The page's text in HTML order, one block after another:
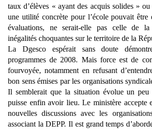
taux d’élèves « ayant des acquis solides »
une utilité concrète pour l’école pouvait être
évaluations, ne serait-elle pas celle de
inégalités choquantes sur le territoire de la
La Dgesco espérait sans doute
programmes de 2008. Mais force est de
fourvoyée, notamment en refusant
bon sens émises par les organisations
Il semblerait que la situation évolue un
puisse enfin avoir lieu. Le ministère accepte
nouvelles discussions avec les
associant la DEPP. Il est grand temps